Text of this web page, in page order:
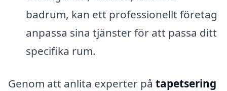
badrum, kan ett professionellt företag
anpassa sina tjänster för att passa ditt
specifika rum.
Genom att anlita experter på tapetsering